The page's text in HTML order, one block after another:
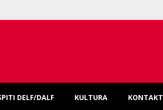
DELF/DALF KULTURA KONTAKT